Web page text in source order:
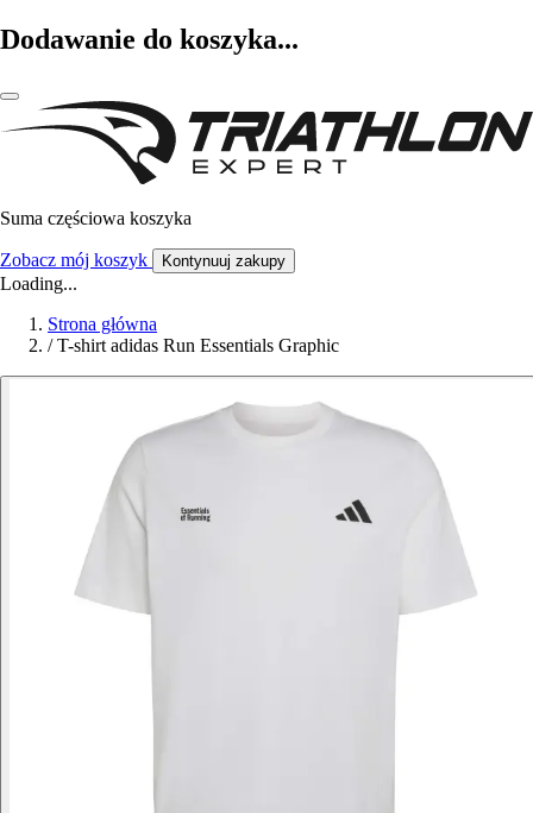
Dodawanie do koszyka...
Suma częściowa koszyka
Zobacz mój koszyk Kontynuuj zakupy
Loading...
Strona główna
/ T-shirt adidas Run Essentials Graphic